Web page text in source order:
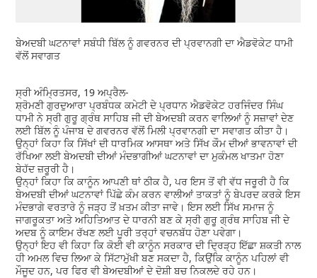
ਬੇਅਦਬੀ ਘਟਨਾਵਾਂ ਸਬੰਧੀ ਬਿੱਲ ਨੂੰ ਗਵਰਨਰ ਦੀ ਪ੍ਰਵਾਨਗੀ ਦਾ ਐਡਵੋਕੇਟ ਧਾਮੀ
ਵੱਲੋਂ ਸਵਾਗਤ
ਸ੍ਰੀ ਅੰਮ੍ਰਿਤਸਰ, 19 ਅਪ੍ਰੈਲ-
ਸ਼੍ਰੋਮਣੀ ਗੁਰਦੁਆਰਾ ਪ੍ਰਬੰਧਕ ਕਮੇਟੀ ਦੇ ਪ੍ਰਧਾਨ ਐਡਵੋਕੇਟ ਹਰਜਿੰਦਰ ਸਿੰਘ
ਧਾਮੀ ਨੇ ਸ੍ਰੀ ਗੁਰੂ ਗ੍ਰੰਥ ਸਾਹਿਬ ਜੀ ਦੀ ਬੇਅਦਬੀ ਕਰਨ ਵਾਲਿਆਂ ਨੂੰ ਸਜ਼ਾਵਾਂ ਦੇਣ
ਲਈ ਬਿੱਲ ਨੂੰ ਪੰਜਾਬ ਦੇ ਗਵਰਨਰ ਵੱਲੋਂ ਮਿਲੀ ਪ੍ਰਵਾਨਗੀ ਦਾ ਸਵਾਗਤ ਕੀਤਾ ਹੈ।
ਉਨ੍ਹਾਂ ਕਿਹਾ ਕਿ ਸਿੱਖਾਂ ਦੀ ਧਾਰਮਿਕ ਆਸਥਾ ਅਤੇ ਸਿੱਖ ਕੌਮ ਦੀਆਂ ਭਾਵਨਾਵਾਂ ਦੀ
ਰੱਖਿਆ ਲਈ ਬੇਅਦਬੀ ਦੀਆਂ ਮੰਦਭਾਗੀਆਂ ਘਟਨਾਵਾਂ ਦਾ ਮੁਕੰਮਲ ਖਾਤਮਾ ਹੋਣਾ
ਬੇਹੱਦ ਜ਼ਰੂਰੀ ਹੈ।
ਉਨ੍ਹਾਂ ਕਿਹਾ ਕਿ ਕਾਨੂੰਨ ਆਪਣੀ ਥਾਂ ਠੀਕ ਹੈ, ਪਰ ਇਸ ਤੋਂ ਵੀ ਵੱਧ ਜਰੂਰੀ ਹੈ ਕਿ
ਬੇਅਦਬੀ ਦੀਆਂ ਘਟਨਾਵਾਂ ਪਿੱਛੇ ਕੰਮ ਕਰਨ ਵਾਲੀਆਂ ਤਾਕਤਾਂ ਨੂੰ ਬੇਪਰਦ ਕਰਕੇ ਇਸ
ਮੰਦਭਾਗੇ ਵਰਤਾਰੇ ਨੂੰ ਜੜ੍ਹ ਤੋਂ ਖ਼ਤਮ ਕੀਤਾ ਜਾਵੇ। ਇਸ ਲਈ ਸਿੱਖ ਸਮਾਜ ਨੂੰ
ਜਾਗਰੂਕਤਾ ਅਤੇ ਅਹਿਤਿਆਤ ਦੇ ਧਾਰਨੀ ਬਣ ਕੇ ਸ੍ਰੀ ਗੁਰੂ ਗ੍ਰੰਥ ਸਾਹਿਬ ਜੀ ਦੇ
ਅਦਬ ਨੂੰ ਕਾਇਮ ਰੱਖਣ ਲਈ ਪੂਰੀ ਤਰ੍ਹਾਂ ਵਚਨਬੱਧ ਹੋਣਾ ਪਵੇਗਾ।
ਉਨ੍ਹਾਂ ਇਹ ਵੀ ਕਿਹਾ ਕਿ ਕੋਈ ਵੀ ਕਾਨੂੰਨ ਸਰਕਾਰ ਦੀ ਦ੍ਰਿੜ੍ਹ ਇੱਛਾ ਸ਼ਕਤੀ ਨਾਲ
ਹੀ ਅਮਲ ਵਿਚ ਲਿਆ ਕੇ ਸਿੱਟਾਮੁੱਖੀ ਬਣ ਸਕਦਾ ਹੈ, ਕਿਉਂਕਿ ਕਾਨੂੰਨ ਪਹਿਲਾਂ ਵੀ
ਮੌਜੂਦ ਹਨ, ਪਰ ਫਿਰ ਵੀ ਬੇਅਦਬੀਆਂ ਦੇ ਦੋਸ਼ੀ ਬਚ ਨਿਕਲਦੇ ਰਹੇ ਹਨ।